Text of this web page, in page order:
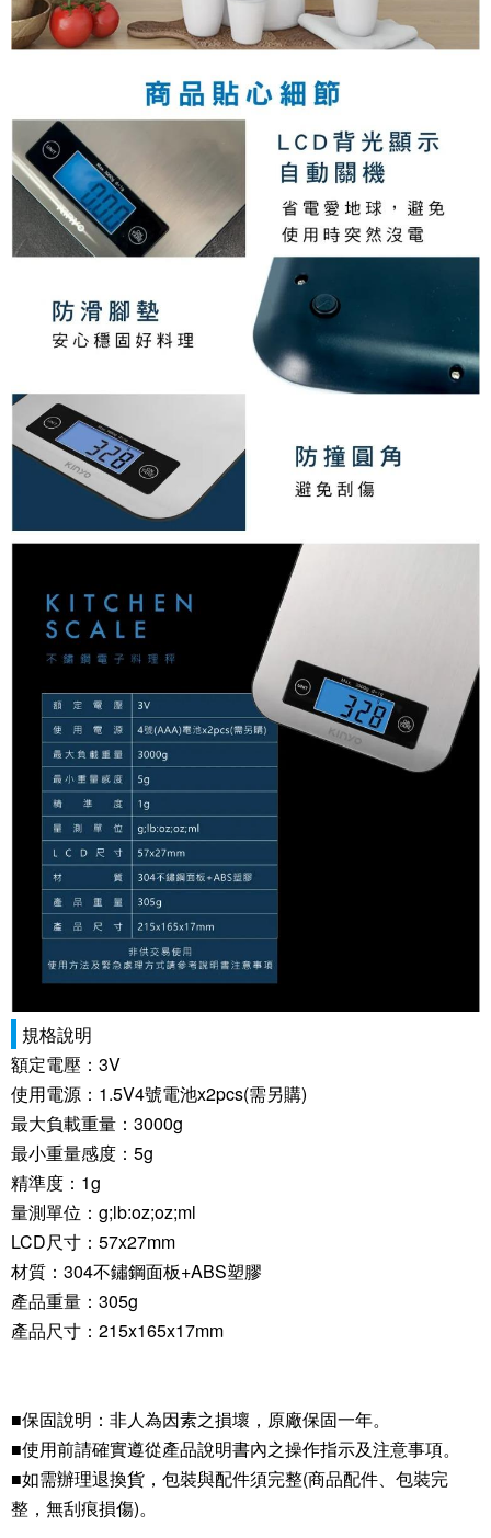
規格說明
額定電壓：3V
使用電源：1.5V4號電池x2pcs(需另購)
最大負載重量：3000g
最小重量感度：5g
精準度：1g
量測單位：g;lb:oz;oz;ml
LCD尺寸：57x27mm
材質：304不鏽鋼面板+ABS塑膠
產品重量：305g
產品尺寸：215x165x17mm
■保固說明：非人為因素之損壞，原廠保固一年。
■使用前請確實遵從產品說明書內之操作指示及注意事項。
■如需辦理退換貨，包裝與配件須完整(商品配件、包裝完
整，無刮痕損傷)。